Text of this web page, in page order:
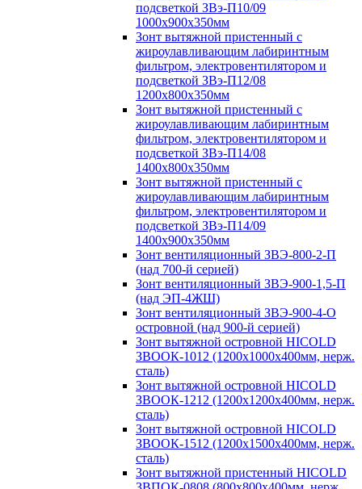
подсветкой ЗВэ-П10/09
1000х900х350мм
Зонт вытяжной пристенный с
жироулавливающим лабиринтным
фильтром, электровентилятором и
подсветкой ЗВэ-П12/08
1200х800х350мм
Зонт вытяжной пристенный с
жироулавливающим лабиринтным
фильтром, электровентилятором и
подсветкой ЗВэ-П14/08
1400х800х350мм
Зонт вытяжной пристенный с
жироулавливающим лабиринтным
фильтром, электровентилятором и
подсветкой ЗВэ-П14/09
1400х900х350мм
Зонт вентиляционный ЗВЭ-800-2-П
(над 700-й серией)
Зонт вентиляционный ЗВЭ-900-1,5-П
(над ЭП-4ЖШ)
Зонт вентиляционный ЗВЭ-900-4-О
островной (над 900-й серией)
Зонт вытяжной островной HICOLD
ЗВООК-1012 (1200х1000х400мм, нерж.
сталь)
Зонт вытяжной островной HICOLD
ЗВООК-1212 (1200x1200x400мм, нерж.
сталь)
Зонт вытяжной островной HICOLD
ЗВООК-1512 (1200х1500х400мм, нерж.
сталь)
Зонт вытяжной пристенный HICOLD